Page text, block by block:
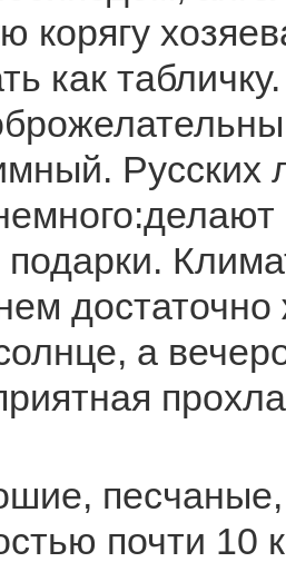
корягу
как
Русских
достаточно
а
почти 10